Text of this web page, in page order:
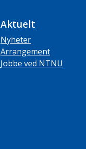
Aktuelt
Nyheter
Arrangement
Jobbe ved NTNU